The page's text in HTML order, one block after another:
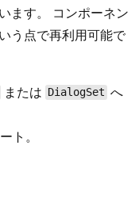
ます。 コンポーネン
う点で再利用可能で
または DialogSet へ
ト。